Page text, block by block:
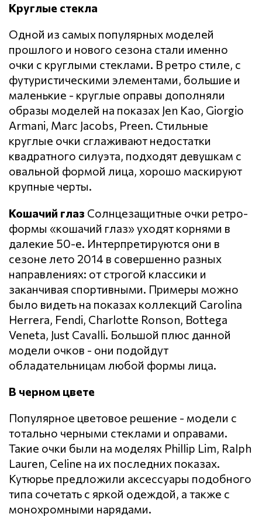
Круглые стекла
Одной из самых популярных моделей
прошлого и нового сезона стали именно
очки с круглыми стеклами. В ретро стиле, с
футуристическими элементами, большие и
маленькие - круглые оправы дополняли
образы моделей на показах Jen Kao, Giorgio
Armani, Marc Jacobs, Preen. Стильные
круглые очки сглаживают недостатки
квадратного силуэта, подходят девушкам с
овальной формой лица, хорошо маскируют
крупные черты.
Кошачий глаз Солнцезащитные очки ретро-
формы «кошачий глаз» уходят корнями в
далекие 50-е. Интерпретируются они в
сезоне лето 2014 в совершенно разных
направлениях: от строгой классики и
заканчивая спортивными. Примеры можно
было видеть на показах коллекций Carolina
Herrera, Fendi, Charlotte Ronson, Bottega
Veneta, Just Cavalli. Большой плюс данной
модели очков - они подойдут
обладательницам любой формы лица.
В черном цвете
Популярное цветовое решение - модели с
тотально черными стеклами и оправами.
Такие очки были на моделях Phillip Lim, Ralph
Lauren, Celine на их последних показах.
Кутюрье предложили аксессуары подобного
типа сочетать с яркой одеждой, а также с
монохромными нарядами.